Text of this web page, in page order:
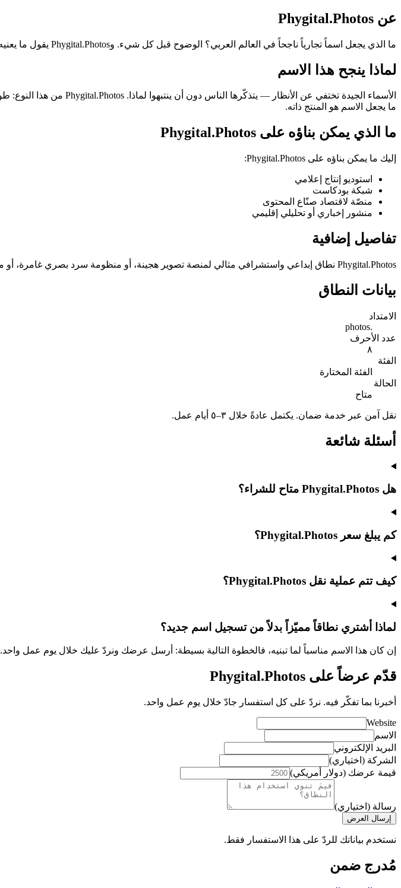
عن Phygital.Photos
ما الذي يجعل اسماً تجارياً ناجحاً في العالم العربي؟ الوضوح قبل كل شيء. وPhygital.Photos يقول ما يعنيه من أول قراءة.
لماذا ينجح هذا الاسم
ما يجعل الاسم هو المنتج ذاته.
ما الذي يمكن بناؤه على Phygital.Photos
إليك ما يمكن بناؤه على Phygital.Photos:
استوديو إنتاج إعلامي
شبكة بودكاست
منصّة لاقتصاد صنّاع المحتوى
منشور إخباري أو تحليلي إقليمي
تفاصيل إضافية
Phygital.Photos نطاق إبداعي واستشرافي مثالي لمنصة تصوير هجينة، أو منظومة سرد بصري غامرة، أو مركز ابتكار يركز على مزج التصوير المادي مع التجارب الرقمية والتفاعلية.
بيانات النطاق
الامتداد
.photos
عدد الأحرف
٨
الفئة
الفئة المختارة
الحالة
متاح
نقل آمن عبر خدمة ضمان. يكتمل عادةً خلال ٣–٥ أيام عمل.
أسئلة شائعة
هل Phygital.Photos متاح للشراء؟
كم يبلغ سعر Phygital.Photos؟
كيف تتم عملية نقل Phygital.Photos؟
لماذا أشتري نطاقاً مميّزاً بدلاً من تسجيل اسم جديد؟
إن كان هذا الاسم مناسباً لما تبنيه، فالخطوة التالية بسيطة: أرسل عرضك ونردّ عليك خلال يوم عمل واحد.
قدّم عرضاً على Phygital.Photos
أخبرنا بما تفكّر فيه. نردّ على كل استفسار جادّ خلال يوم عمل واحد.
Website
الاسم
البريد الإلكتروني
الشركة (اختياري)
قيمة عرضك (دولار أمريكي)
رسالة (اختياري)
إرسال العرض
نستخدم بياناتك للردّ على هذا الاستفسار فقط.
مُدرج ضمن